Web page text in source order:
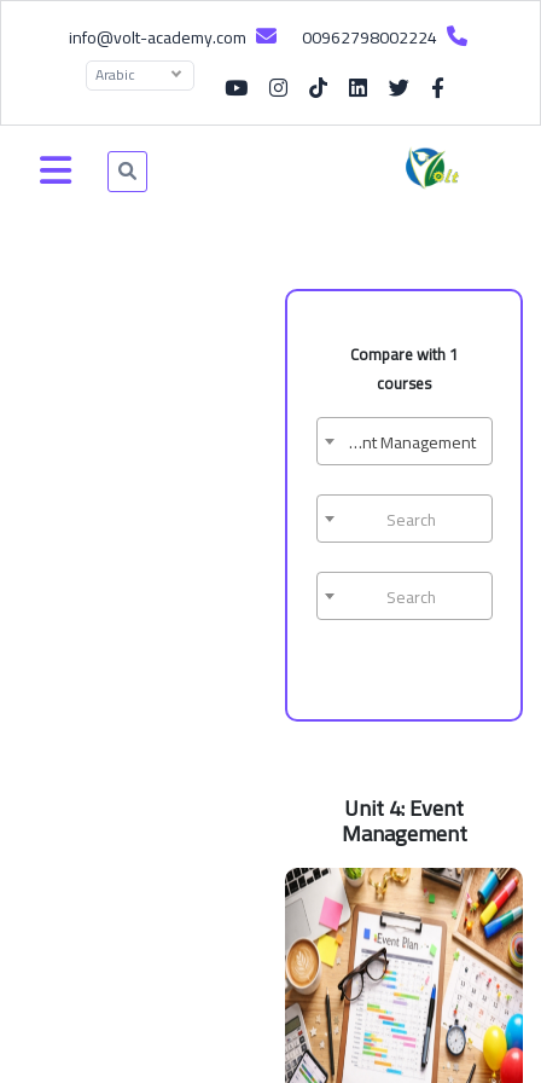
00962798002224
Arabic
Compare with 1
courses
Unit 4: Event Management
Search
Search
Unit 4: Event
Management